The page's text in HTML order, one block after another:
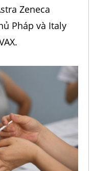
Zeneca
Pháp và Italy